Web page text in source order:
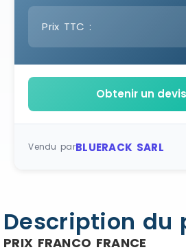
Prix TTC :
Obtenir un
Vendu parBLUERACK SARL
Description du
PRIX FRANCO FRANCE